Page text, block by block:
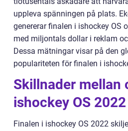
uppleva spänningen på plats.
genererar finalen i ishockey OS
med miljontals dollar i reklam
Dessa mätningar visar på den
populariteten för finalen i
Skillnader mellan
ishockey OS 2022
Finalen i ishockey OS 2022